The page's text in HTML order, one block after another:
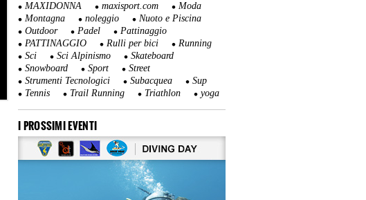
MAXIDONNA
maxisport.com
Moda
Montagna
noleggio
Nuoto e Piscina
Outdoor
Padel
Pattinaggio
PATTINAGGIO
Rulli per bici
Running
Sci
Sci Alpinismo
Skateboard
Snowboard
Sport
Street
Strumenti Tecnologici
Subacquea
Sup
Tennis
Trail Running Triathlon yoga
I PROSSIMI EVENTI